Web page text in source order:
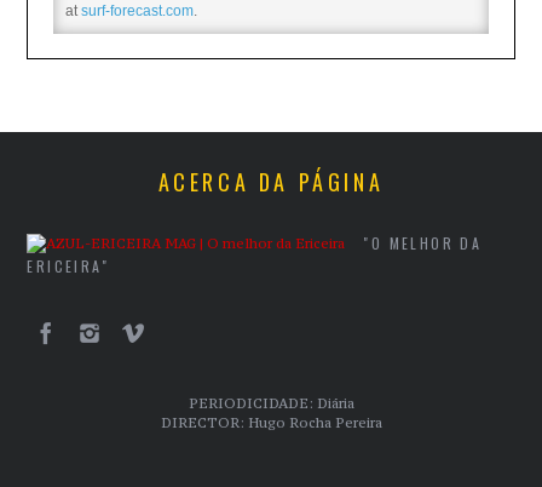
atsurf-forecast.com.
ACERCA DA PÁGINA
"O MELHOR DA
ERICEIRA"
PERIODICIDADE: Diária
DIRECTOR: Hugo Rocha Pereira